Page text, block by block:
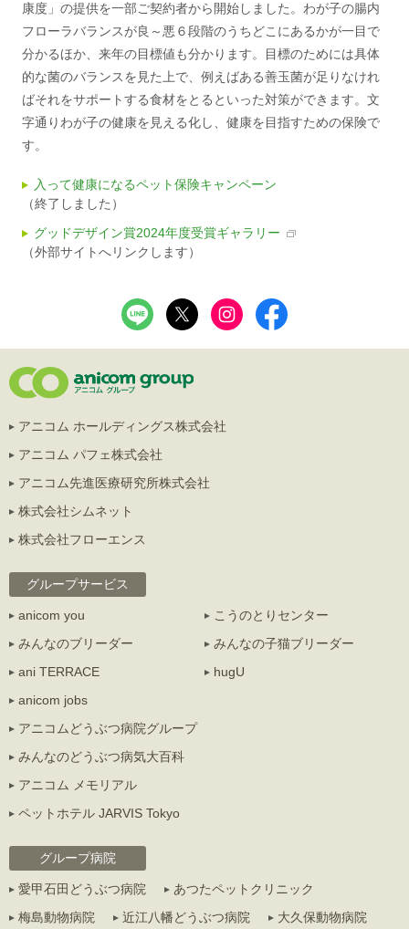
康度」の提供を一部ご契約者から開始しました。わが子の腸内
フローラバランスが良～悪６段階のうちどこにあるかが一目で
分かるほか、来年の目標値も分かります。目標のためには具体
的な菌のバランスを見た上で、例えばある善玉菌が足りなけれ
ばそれをサポートする食材をとるといった対策ができます。文
字通りわが子の健康を見える化し、健康を目指すための保険で
す。
入って健康になるペット保険キャンペーン
（終了しました）
グッドデザイン賞2024年度受賞ギャラリー
（外部サイトへリンクします）
アニコム ホールディングス株式会社
アニコム パフェ株式会社
アニコム先進医療研究所株式会社
株式会社シムネット
株式会社フローエンス
グループサービス
anicom you
こうのとりセンター
みんなのブリーダー
みんなの子猫ブリーダー
ani TERRACE
hugU
anicom jobs
アニコムどうぶつ病院グループ
みんなのどうぶつ病気大百科
アニコム メモリアル
ペットホテル JARVIS Tokyo
グループ病院
愛甲石田どうぶつ病院
あつたペットクリニック
梅島動物病院
近江八幡どうぶつ病院 大久保動物病院